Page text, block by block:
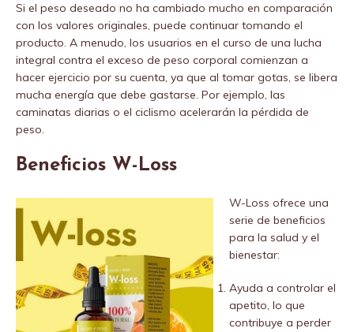
Si el peso deseado no ha cambiado mucho en comparación
con los valores originales, puede continuar tomando el
producto. A menudo, los usuarios en el curso de una lucha
integral contra el exceso de peso corporal comienzan a
hacer ejercicio por su cuenta, ya que al tomar gotas, se libera
mucha energía que debe gastarse. Por ejemplo, las
caminatas diarias o el ciclismo acelerarán la pérdida de
peso.
Beneficios W-Loss
W-Loss ofrece una
serie de beneficios
para la salud y el
bienestar:
Ayuda a controlar el
apetito, lo que
contribuye a perder